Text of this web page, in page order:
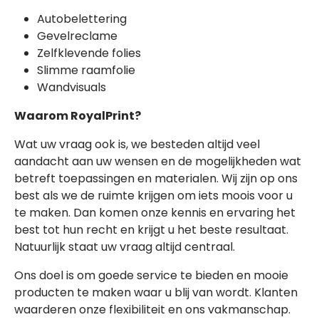
Autobelettering
Gevelreclame
Zelfklevende folies
Slimme raamfolie
Wandvisuals
Waarom RoyalPrint?
Wat uw vraag ook is, we besteden altijd veel
aandacht aan uw wensen en de mogelijkheden wat
betreft toepassingen en materialen. Wij zijn op ons
best als we de ruimte krijgen om iets moois voor u
te maken. Dan komen onze kennis en ervaring het
best tot hun recht en krijgt u het beste resultaat.
Natuurlijk staat uw vraag altijd centraal.
Ons doel is om goede service te bieden en mooie
producten te maken waar u blij van wordt. Klanten
waarderen onze flexibiliteit en ons vakmanschap.